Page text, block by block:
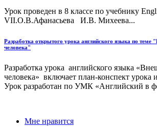
Урок проведен в 8 классе по учебнику
VII.О.В.Афанасьева И.В. Михеева...
Разработка открытого урока английского языка по теме
человека"
Разработка урока английского языка
человека» включает план-конспект урока
Урок разработан по УМК «Английский в
Мне нравится